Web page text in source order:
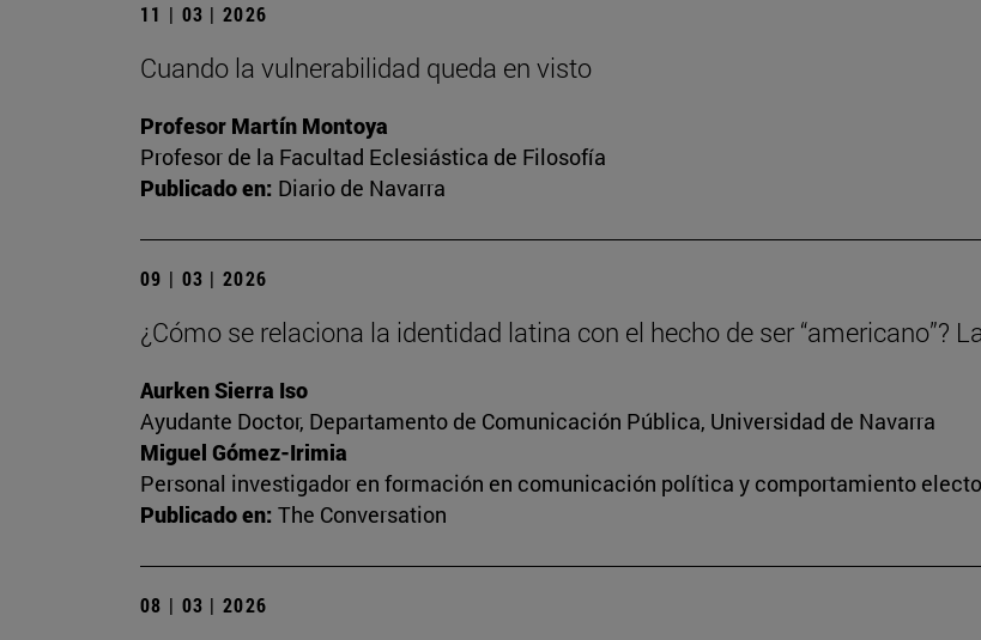
11 | 03 | 2026
Cuando la vulnerabilidad queda en visto
Profesor Martín Montoya
Profesor de la Facultad Eclesiástica de Filosofía
Publicado en: Diario de Navarra
09 | 03 | 2026
¿Cómo se relaciona la identidad latina con el hecho de ser “americano”?
Aurken Sierra Iso
Ayudante Doctor, Departamento de Comunicación Pública, Universidad de Navarra
Miguel Gómez-Irimia
Personal investigador en formación en comunicación política y comportamiento
Publicado en: The Conversation
08 | 03 | 2026